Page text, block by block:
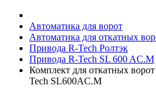
Автоматика для ворот
Автоматика для откатных
Привода R-Tech Ролтэк
Привода R-Tech SL 600 AC.M
Комплект для откатных
Tech SL600AC.M